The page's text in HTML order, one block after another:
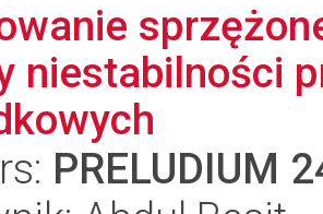
niestabilności
PRELUDIUM